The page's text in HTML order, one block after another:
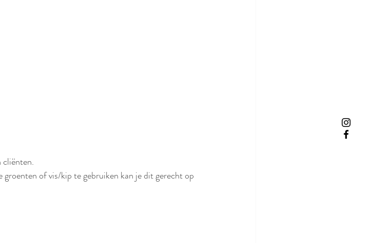
cliënten.
of vis/kip te gebruiken kan je dit gerecht op